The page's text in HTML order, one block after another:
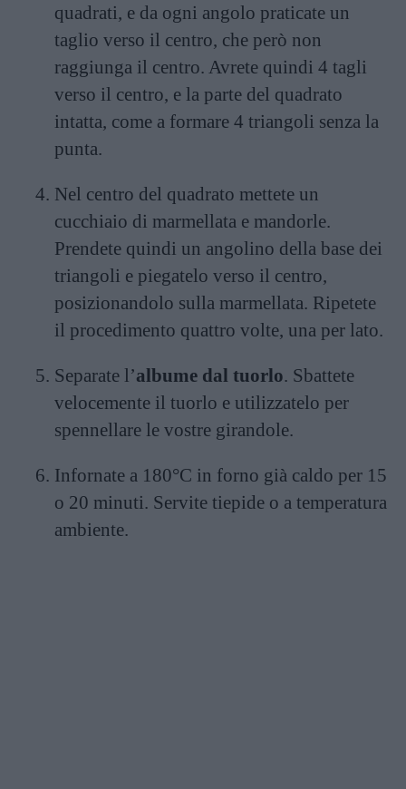
quadrati, e da ogni angolo praticate un
taglio verso il centro, che però non
raggiunga il centro. Avrete quindi 4 tagli
verso il centro, e la parte del quadrato
intatta, come a formare 4 triangoli senza la
punta.
Nel centro del quadrato mettete un
cucchiaio di marmellata e mandorle.
Prendete quindi un angolino della base dei
triangoli e piegatelo verso il centro,
posizionandolo sulla marmellata. Ripetete
il procedimento quattro volte, una per lato.
Separate l’albume dal tuorlo. Sbattete
velocemente il tuorlo e utilizzatelo per
spennellare le vostre girandole.
Infornate a 180°C in forno già caldo per 15
o 20 minuti. Servite tiepide o a temperatura
ambiente.